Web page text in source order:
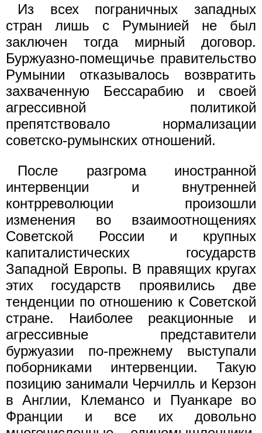
Из всех пограничных западных
стран лишь с Румынией не был
заключен тогда мирный договор.
Буржуазно-помещичье правительство
Румынии отказывалось возвратить
захваченную Бессарабию и своей
агрессивной политикой
препятствовало нормализации
советско-румынских отношений.
После разгрома иностранной
интервенции и внутренней
контрреволюции произошли
изменения во взаимоотнощениях
Советской России и крупных
капиталистических государств
Западной Европы. В правящих кругах
этих государств проявились две
тенденции по отношению к Советской
стране. Наиболее реакционные и
агрессивные представители
буржуазии по-прежнему выступали
поборниками интервенции. Такую
позицию занимали Черчилль и Керзон
в Англии, Клемансо и Пуанкаре во
Франции и все их довольно